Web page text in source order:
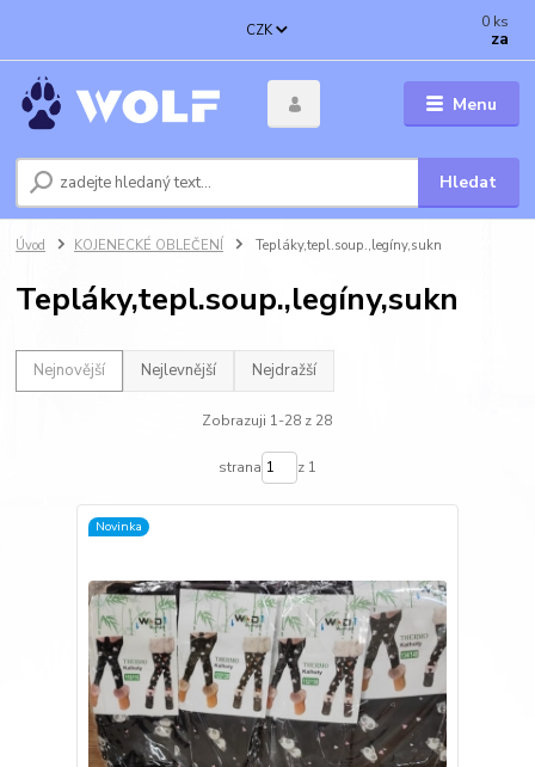
Menu
CZK
Hledat
0 ks
za
Úvod KOJENECKÉ OBLEČENÍ Tepláky,tepl.soup.,legíny,sukn
Tepláky,tepl.soup.,legíny,sukn
Nejnovější Nejlevnější Nejdražší
Zobrazuji 1-28 z 28
strana z 1
Novinka